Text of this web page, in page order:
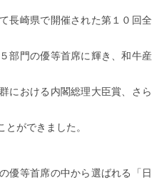
長崎県で開催された第１０回全
部門の優等首席に輝き、和牛産
における内閣総理大臣賞、さら
ができました。
等首席の中から選ばれる「日